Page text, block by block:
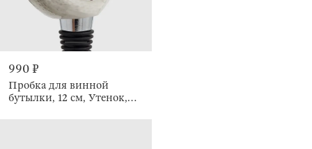
990 ₽
Пробка для винной
бутылки, 12 см, Утенок,